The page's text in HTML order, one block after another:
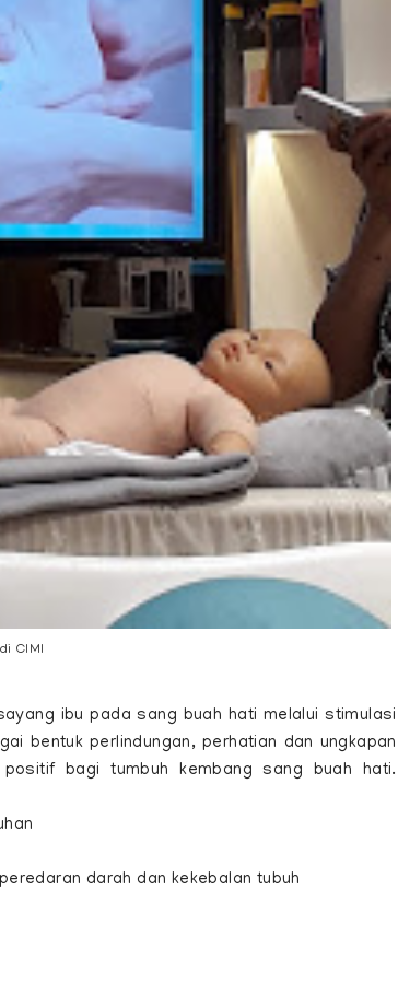
CIMI
ibu pada sang buah hati melalui stimulasi
bentuk perlindungan, perhatian dan ungkapan
bagi tumbuh kembang sang buah hati.
darah dan kekebalan tubuh